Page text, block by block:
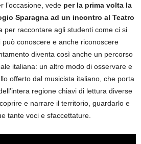
l’occasione, vede per la prima volta la
Sparagna ad un incontro al Teatro
per raccontare agli studenti come ci si
conoscere e anche riconoscere
diventa così anche un percorso
italiana: un altro modo di osservare e
offerto dal musicista italiano, che porta
regione chiavi di lettura diverse
e narrare il territorio, guardarlo e
tante voci e sfaccettature.